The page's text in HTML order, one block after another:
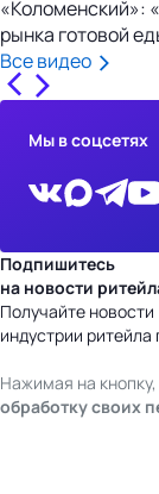
«Коломенский»:
рынка готовой
Все видео
Мы в соцсетях
Подпишитесь
на новости
Получайте новости
индустрии
Нажимая на
обработку своих